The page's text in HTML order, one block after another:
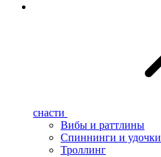
снасти
Вибы и раттлины
Спиннинги и удочки
Троллинг